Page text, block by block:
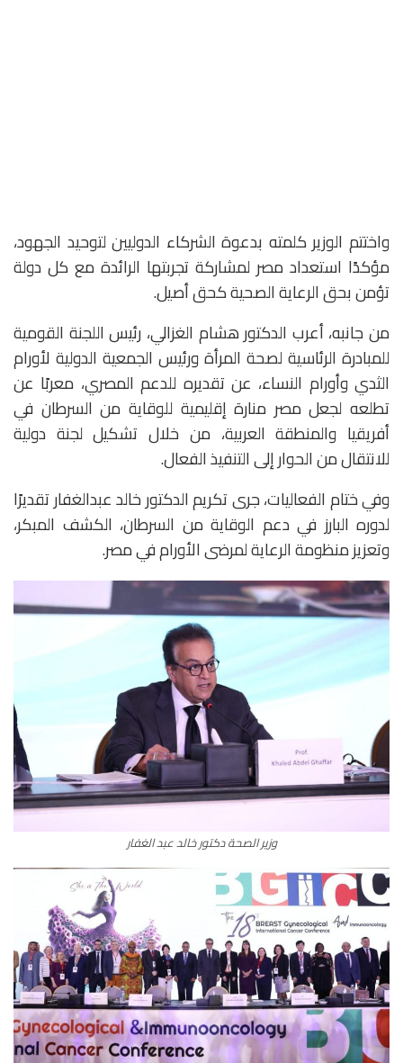
واختتم الوزير كلمته بدعوة الشركاء الدوليين لتوحيد الجهود،
مؤكدًا استعداد مصر لمشاركة تجربتها الرائدة مع كل دولة
تؤمن بحق الرعاية الصحية كحق أصيل.
من جانبه، أعرب الدكتور هشام الغزالي، رئيس اللجنة القومية
للمبادرة الرئاسية لصحة المرأة ورئيس الجمعية الدولية لأورام
الثدي وأورام النساء، عن تقديره للدعم المصري، معربًا عن
تطلعه لجعل مصر منارة إقليمية للوقاية من السرطان في
أفريقيا والمنطقة العربية، من خلال تشكيل لجنة دولية
للانتقال من الحوار إلى التنفيذ الفعال.
وفي ختام الفعاليات، جرى تكريم الدكتور خالد عبدالغفار تقديرًا
لدوره البارز في دعم الوقاية من السرطان، الكشف المبكر،
وتعزيز منظومة الرعاية لمرضى الأورام في مصر.
وزير الصحة دكتور خالد عبد الغفار